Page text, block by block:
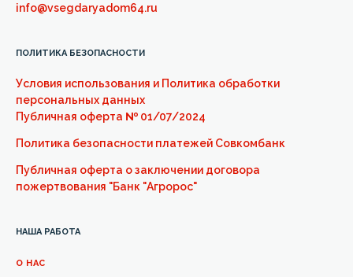
info@vsegdaryadom64.ru
НАША РАБОТА
О НАС
ПОЛИТИКА БЕЗОПАСНОСТИ
Условия использования и Политика обработки
персональных данных
Публичная оферта № 01/07/2024
Политика безопасности платежей Совкомбанк
Публичная оферта о заключении договора
пожертвования "Банк "Агророс"